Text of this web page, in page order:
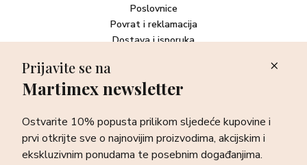
Poslovnice
Povrat i reklamacija
Dostava i isporuka
Newsletter
sve o najnovijim proizvodima, akcijskim i ekskluzivnim
ponudama te posebnim događanjima.
Prijava
Prijavite se na
Martimex newsletter
Ostvarite 10% popusta prilikom sljedeće kupovine i
prvi otkrijte sve o najnovijim proizvodima, akcijskim i
ekskluzivnim ponudama te posebnim događanjima.